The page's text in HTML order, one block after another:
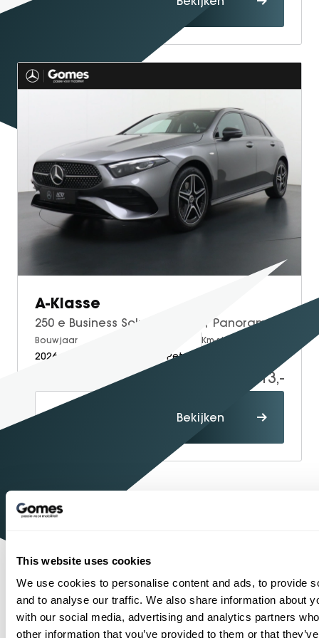
This website uses cookies
We use cookies to personalise content and ads, to provide
and to analyse our traffic. We also share information about
with our social media, advertising and analytics partners
other information that you’ve provided to them or that
A-Klasse
250 e Business Solution AMG | Panorama - Schuifdak | Multibeam Led | Apple Carplay & Android Auto | Sfeerverlichting | Stoelverwarming Voorin | Achteruitrijcamera | Nightpakket
Bouwjaar
2026 Electric + Petrol
Km-stand
47.213,-
Bekijken
Sinds1934
One-Stop-